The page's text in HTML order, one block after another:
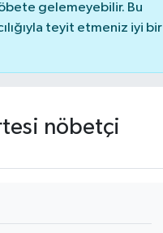
gelemeyebilir. Bu
teyit etmeniz iyi bir
nöbetçi